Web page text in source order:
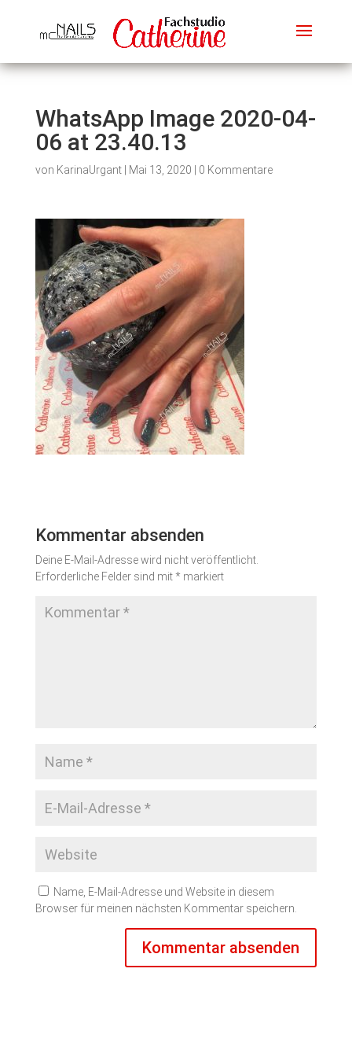
WhatsApp Image 2020-04-
06 at 23.40.13
von KarinaUrgant| Mai 13, 2020 0 Kommentare
Kommentar absenden
Deine E-Mail-Adresse wird nicht veröffentlicht.
Erforderliche Felder sind mit* markiert
Name, E-Mail-Adresse und Website in diesem
Browser für meinen nächsten Kommentar speichern.